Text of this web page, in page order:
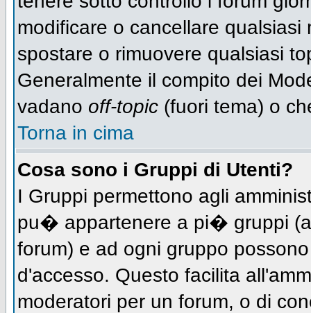
modificare o cancellare
spostare o rimuovere qualsiasi
Generalmente il compito dei
vadano off-topic (fuori tema) o
Torna in cima
Cosa sono i Gruppi di Utenti?
I Gruppi permettono agli
pu� appartenere a pi� gruppi
forum) e ad ogni gruppo
d'accesso. Questo facilita
moderatori per un forum, o di